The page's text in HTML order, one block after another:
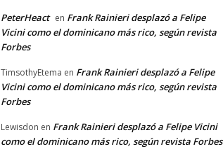
PeterHeact en Frank Rainieri desplazó a Felipe
Vicini como el dominicano más rico, según revista
Forbes
TimsothyEtema en Frank Rainieri desplazó a Felipe
Vicini como el dominicano más rico, según revista
Forbes
Lewisdon en Frank Rainieri desplazó a Felipe Vicini
como el dominicano más rico, según revista Forbes